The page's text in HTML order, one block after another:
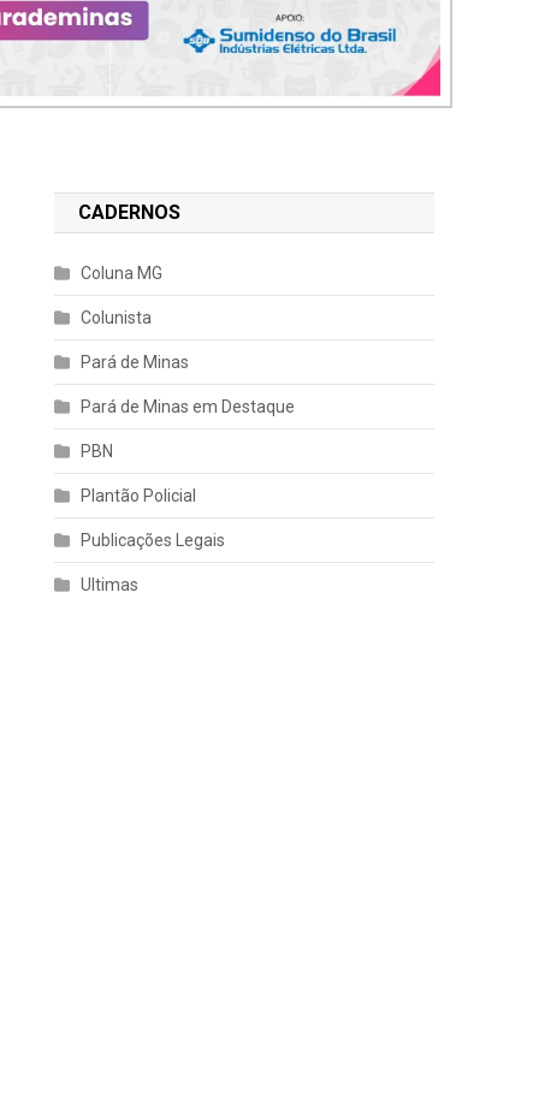
CADERNOS
Coluna MG
Colunista
Pará de Minas
Pará de Minas em Destaque
PBN
Plantão Policial
Publicações Legais
Ultimas